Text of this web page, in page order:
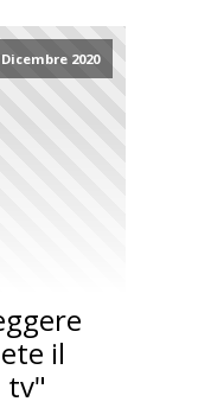
Dicembre 2020
il
tv"